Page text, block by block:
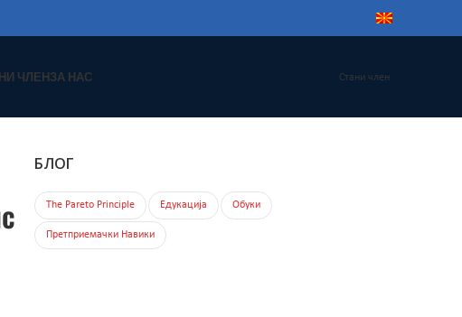
ЧЛЕНЗА НАС Стани член
БЛОГ
The Pareto Principle Едукација Обуки
Претприемачки Навики